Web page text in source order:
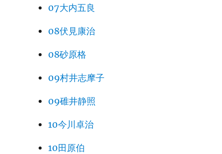
07大内五良
08伏見康治
08砂原格
09村井志摩子
09碓井静照
10今川卓治
10田原伯